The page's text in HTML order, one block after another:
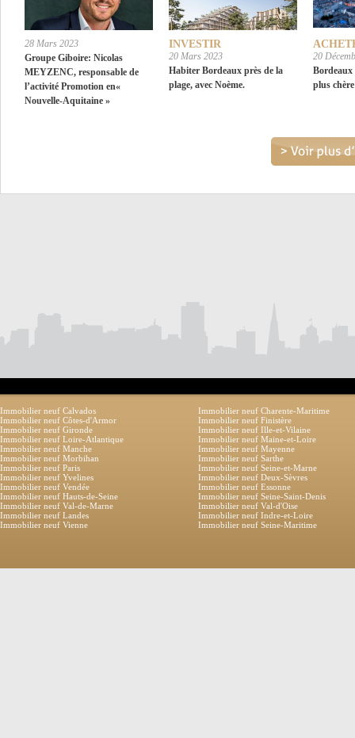
28 Mars 2023
Groupe Giboire: Nicolas
MEYZENC, responsable de
l’activité Promotion en«
Nouvelle-Aquitaine »
INVESTIR
20 Mars 2023
Habiter Bordeaux près de la
plage, avec Noème.
20
Bordeaux
plus
Immobilier neuf Calvados
Immobilier neuf Charente-Maritime
Immobilier neuf Côtes-d'Armor
Immobilier neuf Finistère
Immobilier neuf Gironde
Immobilier neuf Ille-et-Vilaine
Immobilier neuf Loire-Atlantique
Immobilier neuf Maine-et-Loire
Immobilier neuf Manche
Immobilier neuf Mayenne
Immobilier neuf Morbihan
Immobilier neuf Sarthe
Immobilier neuf Paris
Immobilier neuf Seine-et-Marne
Immobilier neuf Yvelines
Immobilier neuf Deux-Sèvres
Immobilier neuf Vendée
Immobilier neuf Essonne
Immobilier neuf Hauts-de-Seine
Immobilier neuf Seine-Saint-Denis
Immobilier neuf Val-de-Marne
Immobilier neuf Val-d'Oise
Immobilier neuf Landes
Immobilier neuf Indre-et-Loire
Immobilier neuf Vienne
Immobilier neuf Seine-Maritime